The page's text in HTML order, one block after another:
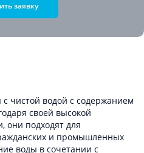
заявку
чистой водой с содержанием
своей высокой
они подходят для
и промышленных
воды в сочетании с